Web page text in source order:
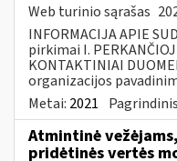
Web turinio sąrašas
INFORMACIJA APIE
pirkimai I.
KONTAKTINIAI
organizacijos
Metai: 2021
Atmintinė
pridėtinės vertės